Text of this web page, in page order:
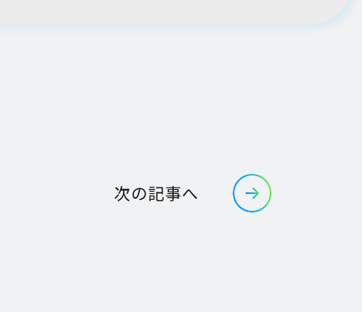
次の記事へ